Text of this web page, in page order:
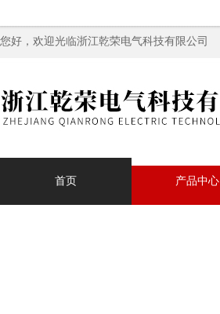
您好，欢迎光临浙江乾荣电气科技有限公司
首页 产品中心